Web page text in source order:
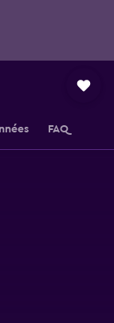
FAQ